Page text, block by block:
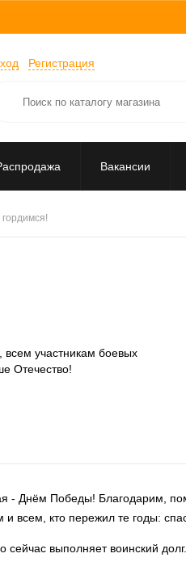
Регистрация
Вакансии
участникам боевых
Отечество!
- Днём Победы! Благодарим,
всем, кто пережил те годы:
выполняет воинский